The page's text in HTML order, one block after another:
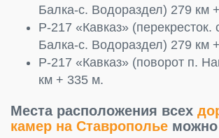
Балка-с. Водораздел) 279 км
Р-217 «Кавказ» (перекресток.
Балка-с. Водораздел) 279 км
Р-217 «Кавказ» (поворот п.
км + 335 м.
Места расположения всех
камер на Ставрополье можно